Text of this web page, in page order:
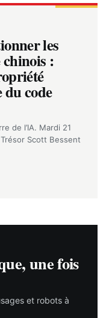
les
:
code
de l’IA. Mardi 21
Scott Bessent
une fois
et robots à